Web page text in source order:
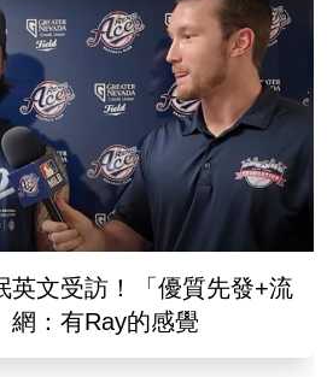
英文受訪！「優質先發+流
：有Ray的感覺